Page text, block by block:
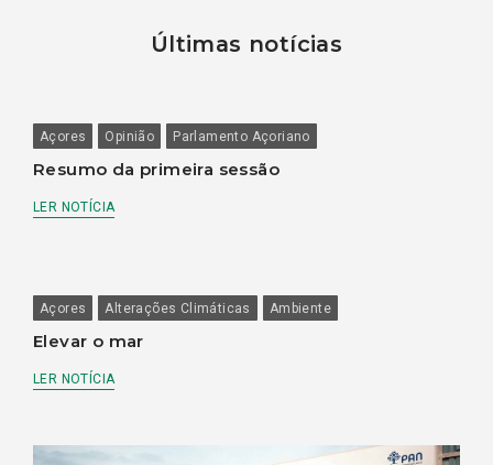
Últimas notícias
Açores Opinião Parlamento Açoriano
Resumo da primeira sessão
LER NOTÍCIA
Açores Alterações Climáticas Ambiente
Elevar o mar
LER NOTÍCIA